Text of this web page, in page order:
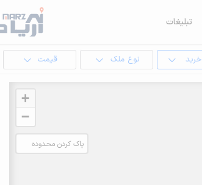
تبلیغات
خرید نوع ملک قیمت
+
−
پاک کردن محدوده